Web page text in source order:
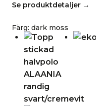
Se produktdetaljer →
Färg: dark moss